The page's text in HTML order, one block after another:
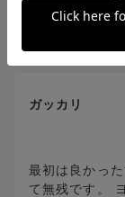
ガッカリ
最初は良かっ
て無残です。